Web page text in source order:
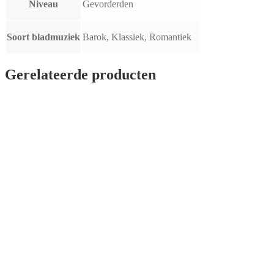
Niveau Gevorderden
Soort bladmuziek Barok, Klassiek, Romantiek
Gerelateerde producten